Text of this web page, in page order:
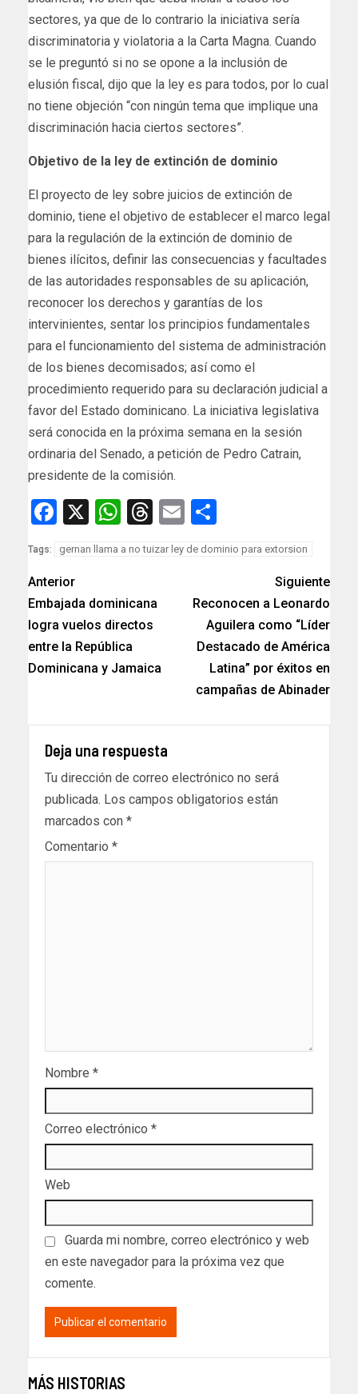
sectores, ya que de lo contrario la iniciativa sería
discriminatoria y violatoria a la Carta Magna. Cuando
se le preguntó si no se opone a la inclusión de
elusión fiscal, dijo que la ley es para todos, por lo cual
no tiene objeción “con ningún tema que implique una
discriminación hacia ciertos sectores”.
Objetivo de la ley de extinción de dominio
El proyecto de ley sobre juicios de extinción de
dominio, tiene el objetivo de establecer el marco legal
para la regulación de la extinción de dominio de
bienes ilícitos, definir las consecuencias y facultades
de las autoridades responsables de su aplicación,
reconocer los derechos y garantías de los
intervinientes, sentar los principios fundamentales
para el funcionamiento del sistema de administración
de los bienes decomisados; así como el
procedimiento requerido para su declaración judicial a
favor del Estado dominicano. La iniciativa legislativa
será conocida en la próxima semana en la sesión
ordinaria del Senado, a petición de Pedro Catrain,
presidente de la comisión.
Facebook
X WhatsApp
Threads
Email
Tags: gernan llama a no tuizar ley de dominio para extorsion
Anterior
Embajada dominicana
logra vuelos directos
entre la República
Dominicana y Jamaica
Siguiente
Reconocen a Leonardo
Aguilera como “Líder
Destacado de América
Latina” por éxitos en
campañas de Abinader
Deja una respuesta
Tu dirección de correo electrónico no será
publicada. Los campos obligatorios están
marcados con *
Comentario *
Nombre *
Correo electrónico *
Web
Guarda mi nombre, correo electrónico y web
en este navegador para la próxima vez que
comente.
MÁS HISTORIAS